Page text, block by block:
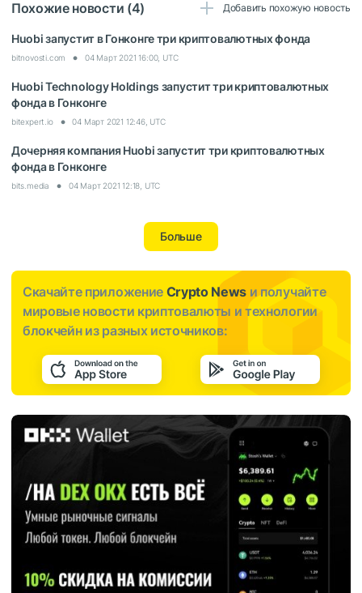
Похожие новости (4)
Добавить похожую новость
Huobi запустит в Гонконге три криптовалютных фонда
bitnovosti.com 04 Март 2021 16:00, UTC
Huobi Technology Holdings запустит три криптовалютных
фонда в Гонконге
bitexpert.io 04 Март 2021 12:46, UTC
Дочерняя компания Huobi запустит три криптовалютных
фонда в Гонконге
bits.media 04 Март 2021 12:18, UTC
Больше
Скачайте приложение Crypto News и получайте
мировые новости криптовалюты и технологии
блокчейн из разных источников: